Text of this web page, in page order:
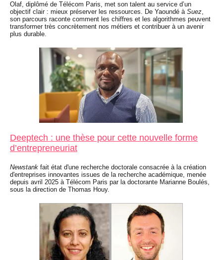
Olaf, diplômé de Télécom Paris, met son talent au service d’un
objectif clair : mieux préserver les ressources. De Yaoundé à Suez,
son parcours raconte comment les chiffres et les algorithmes peuvent
transformer très concrètement nos métiers et contribuer à un avenir
plus durable.
Deeptech : une thèse pour cette nouvelle forme
d’entrepreneuriat
Newstank fait état d'une recherche doctorale consacrée à la création
d'entreprises innovantes issues de la recherche académique, menée
depuis avril 2025 à Télécom Paris par la doctorante Marianne Boulés,
sous la direction de Thomas Houy.